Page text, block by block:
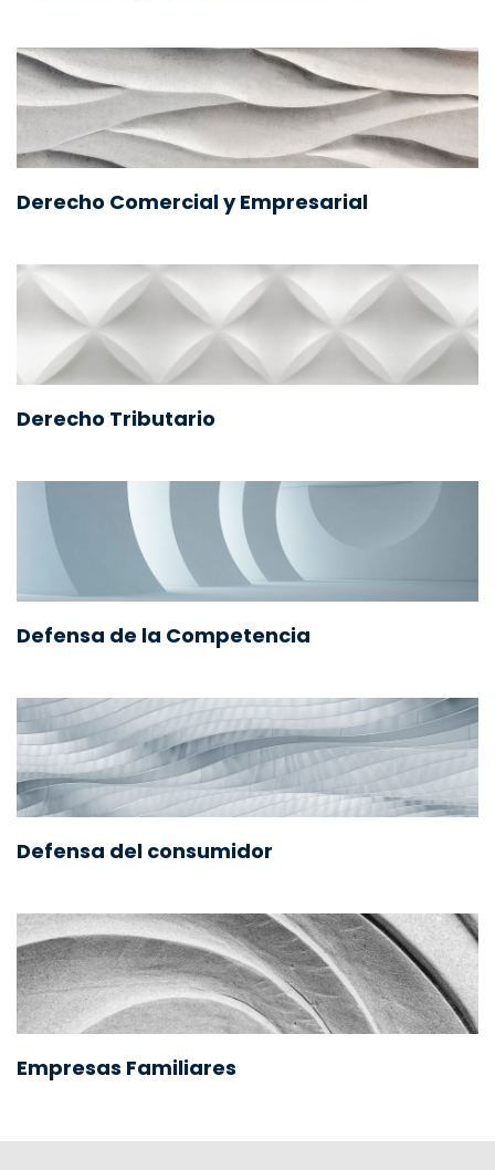
Derecho Comercial y Empresarial
Derecho Tributario
Defensa de la Competencia
Defensa del consumidor
Empresas Familiares